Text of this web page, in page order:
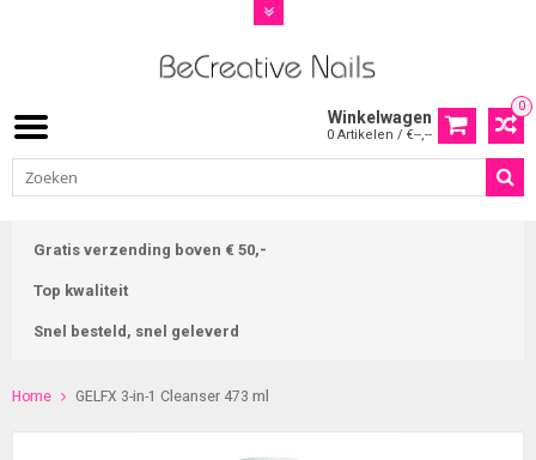
0
Winkelwagen
0 Artikelen / €--,--
Gratis verzending boven € 50,-
Top kwaliteit
Snel besteld, snel geleverd
Home GELFX 3-in-1 Cleanser 473 ml